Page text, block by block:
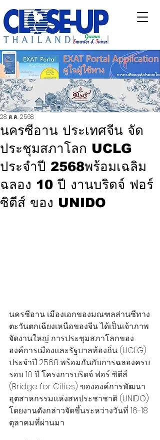
นครซีอาน ประเทศจีน จัด
ประชุมสภาโลก UCLG
ประจำปี 2568พร้อมเฉลิม
ฉลอง 10 ปี งานบริดจ์ ฟอร์
ซิตีส์ ของ UNIDO
28 ต.ค. 2568
นครซีอาน เมืองเอกของมณฑลส่านซีทาง
ตะวันตกเฉียงเหนือของจีน ได้เป็นเจ้าภาพ
จัดงานใหญ่ การประชุมสภาโลกของ
องค์การเมืองและรัฐบาลท้องถิ่น (UCLG)
ประจำปี 2568 พร้อมกันกับการฉลองครบ
รอบ 10 ปี โครงการบริดจ์ ฟอร์ ซิตีส์
(Bridge for Cities) ขององค์การพัฒนา
อุตสาหกรรมแห่งสหประชาชาติ (UNIDO)
โดยงานดังกล่าวจัดขึ้นระหว่างวันที่ 16-18
ตุลาคมที่ผ่านมา